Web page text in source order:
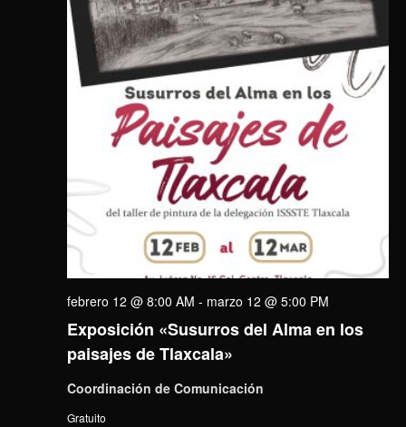
Exposición «Susurros del Alma en los
paisajes de Tlaxcala»
febrero 12 @ 8:00 AM - marzo 12 @ 5:00 PM
Coordinación de Comunicación
Gratuito